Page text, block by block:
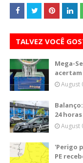
TALVEZ VOCÊ
Mega-
August
24
August
'Perigo
PE